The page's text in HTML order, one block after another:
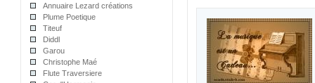
Annuaire Lezard créations
Plume Poetique
Titeuf
Diddl
Garou
Christophe Maé
Flute Traversiere